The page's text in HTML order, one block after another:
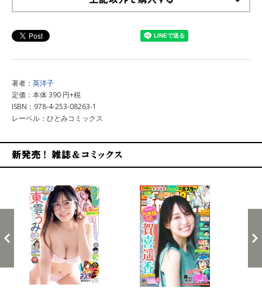
著者： 英洋子
定価：本体 390 円+税
ISBN：978-4-253-08263-1
レーベル：ひとみコミックス